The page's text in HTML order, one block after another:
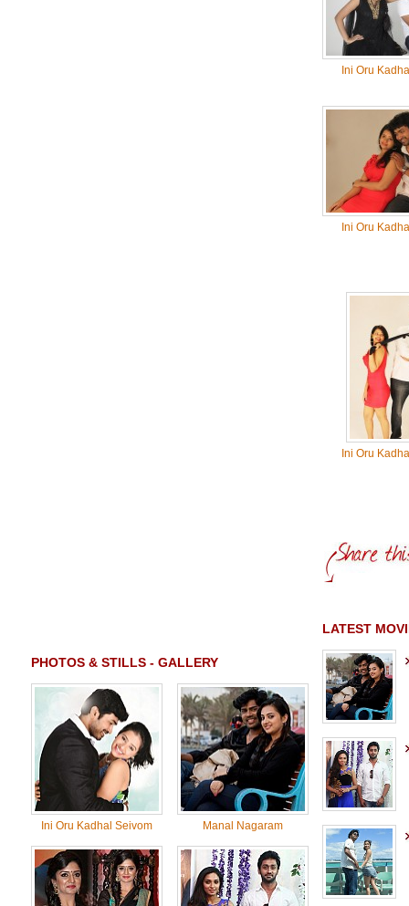
PHOTOS & STILLS - GALLERY
Ini Oru Kadhal Seivom Manal Nagaram
Ini Oru
Ini Oru
Ini Oru
LATEST